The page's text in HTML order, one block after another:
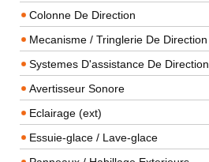
Colonne De Direction
Mecanisme / Tringlerie De Direction
Systemes D'assistance De Direction
Avertisseur Sonore
Eclairage (ext)
Essuie-glace / Lave-glace